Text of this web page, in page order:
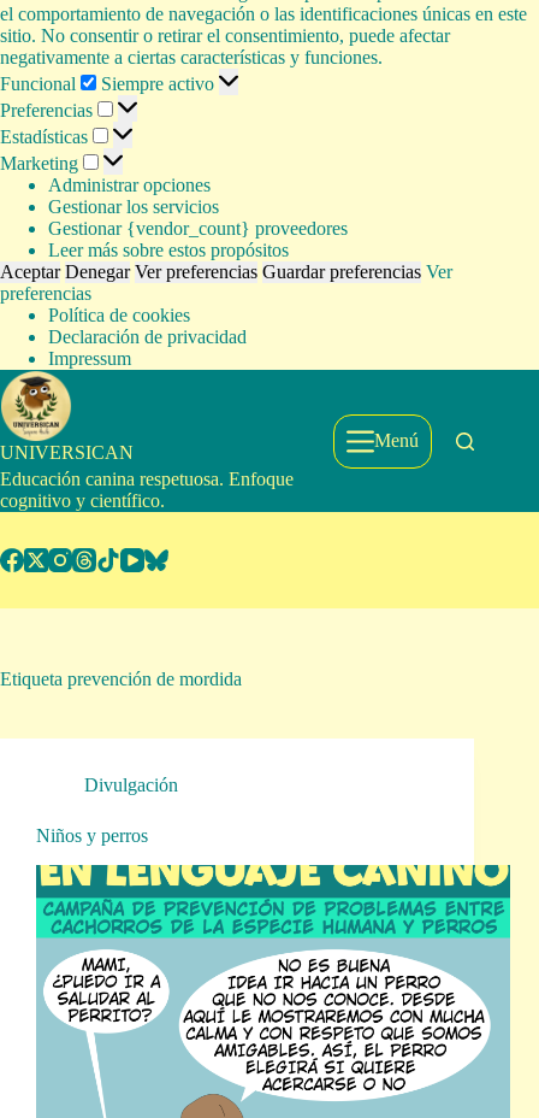
el comportamiento de navegación o las identificaciones únicas en este
sitio. No consentir o retirar el consentimiento, puede afectar
negativamente a ciertas características y funciones.
Funcional
Funcional
Siempre activo
Preferencias
Preferencias
Estadísticas Estadísticas
Marketing Marketing
Administrar opciones
Gestionar los servicios
Gestionar {vendor_count} proveedores
Leer más sobre estos propósitos
Aceptar Denegar Ver preferencias Guardar preferencias Ver
preferencias
Política de cookies
Declaración de privacidad
Impressum
Saltar
al
contenido
UNIVERSICAN
Educación canina respetuosa. Enfoque
cognitivo y científico.
Menú
Etiqueta prevención de mordida
Divulgación
Niños y perros